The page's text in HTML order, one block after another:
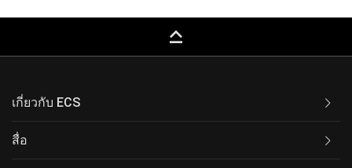
keyboard_capslock
เกี่ยวกับ ECS
สื่อ